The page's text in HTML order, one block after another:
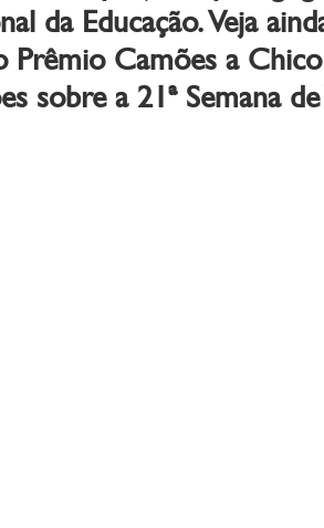
da Educação. Veja
Prêmio Camões a
sobre a 21ª Semana